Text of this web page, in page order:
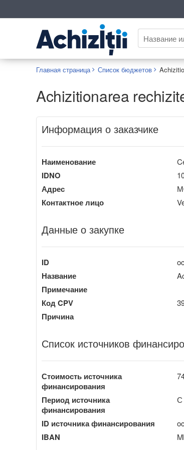
Главная страница Список бюджетов
Achizitionarea
Информация о заказчике
Наименование
IDNO
Адрес
Контактное лицо
Данные о закупке
ID
Название
Примечание
Код CPV
Причина
Список источников
Стоимость источника
финансирования
Период источника
финансирования
С
ID источника финансирования
IBAN